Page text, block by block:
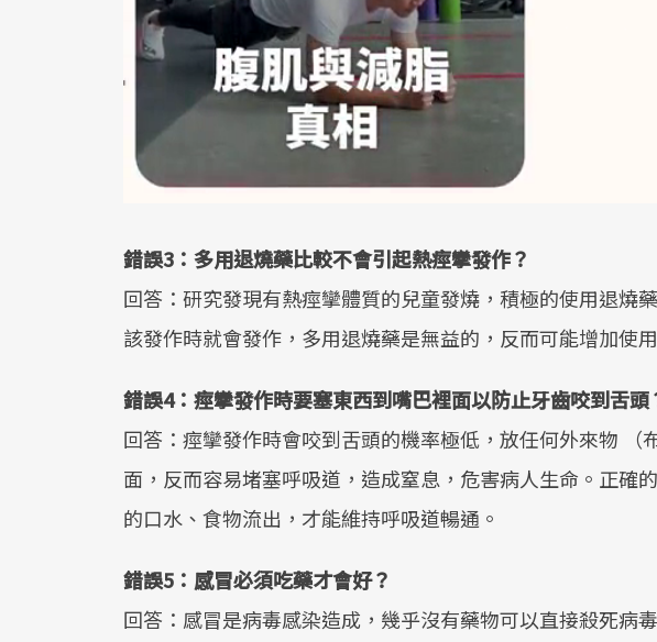
錯誤3：多用退燒藥比較不會引起熱痙攣發作？
回答：研究發現有熱痙攣體質的兒童發燒，積極的使用退燒
該發作時就會發作，多用退燒藥是無益的，反而可能增加使
錯誤4：痙攣發作時要塞東西到嘴巴裡面以防止牙齒咬到舌頭
回答：痙攣發作時會咬到舌頭的機率極低，放任何外來物 （
面，反而容易堵塞呼吸道，造成窒息，危害病人生命。正確
的口水、食物流出，才能維持呼吸道暢通。
錯誤5：感冒必須吃藥才會好？
回答：感冒是病毒感染造成，幾乎沒有藥物可以直接殺死病